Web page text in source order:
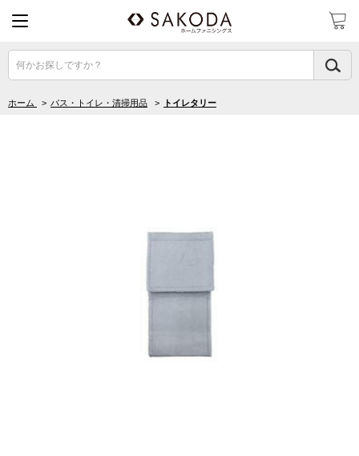
何かお探しですか？
ホーム > バス・トイレ・清掃用品 > トイレタリー